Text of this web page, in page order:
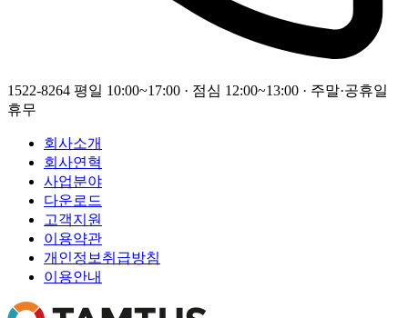
1522-8264 평일 10:00~17:00 · 점심 12:00~13:00 · 주말·공휴일
휴무
회사소개
회사연혁
사업분야
다운로드
고객지원
이용약관
개인정보취급방침
이용안내